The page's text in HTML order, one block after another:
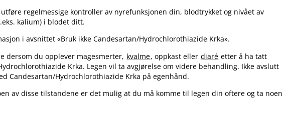
regelmessige kontroller av nyrefunksjonen din, blodtrykket og nivået av
kalium) i blodet ditt.
i avsnittet «Bruk ikke Candesartan​/​Hydrochlorothiazide Krka».
dersom du opplever magesmerter, kvalme, oppkast eller diaré etter å ha tatt
Krka. Legen vil ta avgjørelse om videre behandling. Ikke avslutt
Candesartan​/​Hydrochlorothiazide Krka på egenhånd.
av disse tilstandene er det mulig at du må komme til legen din oftere og ta noen